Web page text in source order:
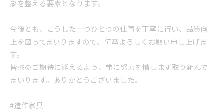
象を整える要素となります。
今後とも、こうした一つひとつの仕事を丁寧に行い、品質向
上を図ってまいりますので、何卒よろしくお願い申し上げま
す。
皆様のご期待に添えるよう、常に努力を惜しまず取り組んで
まいります。ありがとうございました。
#造作家具